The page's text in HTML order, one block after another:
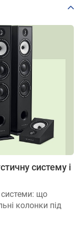
систему і
системи: що
колонки під